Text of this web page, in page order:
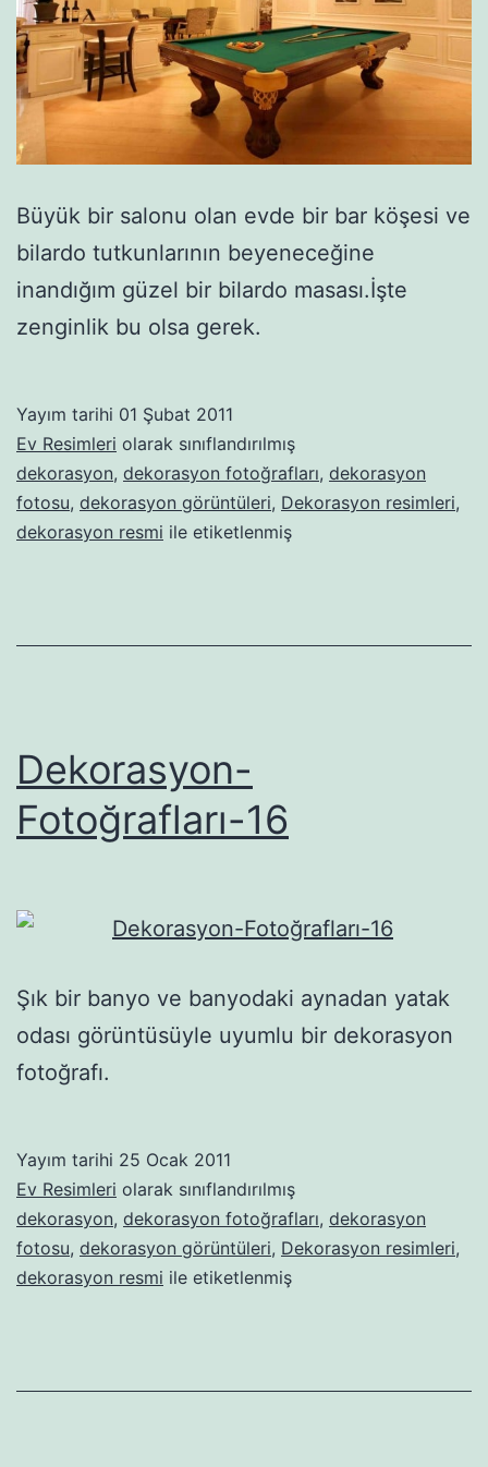
Büyük bir salonu olan evde bir bar köşesi ve
bilardo tutkunlarının beyeneceğine
inandığım güzel bir bilardo masası.İşte
zenginlik bu olsa gerek.
Yayım tarihi 01 Şubat 2011
Ev Resimleri olarak sınıflandırılmış
dekorasyon, dekorasyon fotoğrafları, dekorasyon
fotosu, dekorasyon görüntüleri, Dekorasyon resimleri,
dekorasyon resmi ile etiketlenmiş
Dekorasyon-
Fotoğrafları-16
Şık bir banyo ve banyodaki aynadan yatak
odası görüntüsüyle uyumlu bir dekorasyon
fotoğrafı.
Yayım tarihi 25 Ocak 2011
Ev Resimleri olarak sınıflandırılmış
dekorasyon, dekorasyon fotoğrafları, dekorasyon
fotosu, dekorasyon görüntüleri, Dekorasyon resimleri,
dekorasyon resmi ile etiketlenmiş